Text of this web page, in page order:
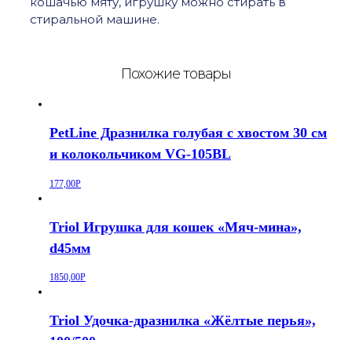
стиральной машине.
Похожие товары
PetLine Дразнилка голубая с хвостом 30 см
и колокольчиком VG-105BL
177,00Р
Triol Игрушка для кошек «Мяч-мина»,
d45мм
1850,00Р
Triol Удочка-дразнилка «Жёлтые перья»,